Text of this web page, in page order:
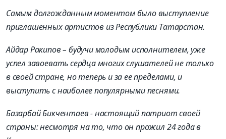
Самым долгожданным моментом было выступление
приглашенных артистов из Республики Татарстан.
Айдар Ракипов – будучи молодым исполнителем, уже
успел завоевать сердца многих слушателей не только
в своей стране, но теперь и за ее пределами, и
выступить с наиболее популярными песнями.
Базарбай Бикчентаев - настоящий патриот своей
страны: несмотря на то, что он прожил 24 года в